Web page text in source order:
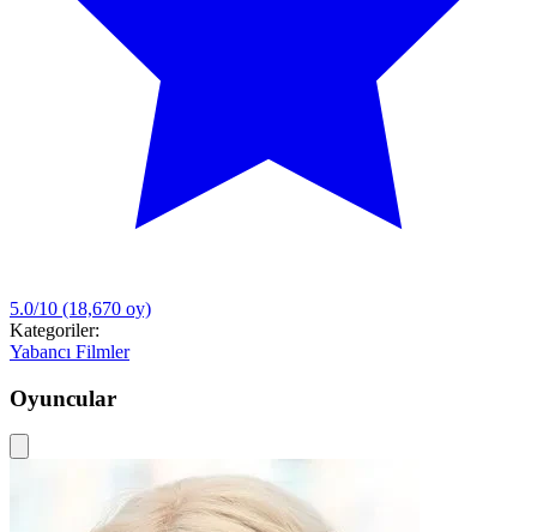
5.0/10 (18,670 oy)
Kategoriler:
Yabancı Filmler
Oyuncular